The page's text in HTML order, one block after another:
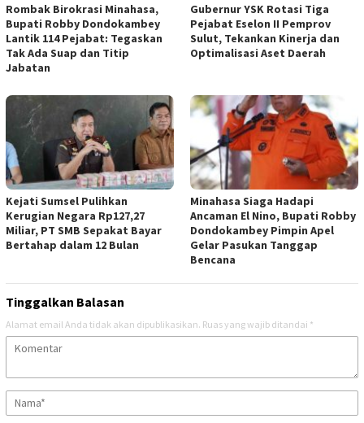
Rombak Birokrasi Minahasa,
Bupati Robby Dondokambey
Lantik 114 Pejabat: Tegaskan
Tak Ada Suap dan Titip
Jabatan
Gubernur YSK Rotasi Tiga
Pejabat Eselon II Pemprov
Sulut, Tekankan Kinerja dan
Optimalisasi Aset Daerah
Kejati Sumsel Pulihkan
Kerugian Negara Rp127,27
Miliar, PT SMB Sepakat Bayar
Bertahap dalam 12 Bulan
Minahasa Siaga Hadapi
Ancaman El Nino, Bupati Robby
Dondokambey Pimpin Apel
Gelar Pasukan Tanggap
Bencana
Tinggalkan Balasan
Alamat email Anda tidak akan dipublikasikan. Ruas yang wajib ditandai *